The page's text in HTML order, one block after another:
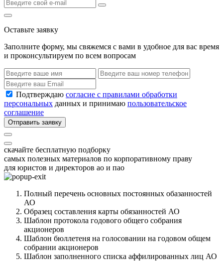
Оставьте заявку
Заполните форму, мы свяжемся с вами в удобное для вас время
и проконсультируем по всем вопросам
Подтверждаю согласие с правилами обработки
персональных данных и принимаю пользовательское
соглашение
Отправить заявку
скачайте бесплатную подборку
самых полезных материалов по корпоративному праву
для юристов и директоров ао и пао
Полный перечень основных постоянных обазанностей
АО
Образец составления карты обязанностей АО
Шаблон протокола годового общего собрания
акционеров
Шаблон бюллетеня на голосовании на годовом общем
собрании акционеров
Шаблон заполненного списка аффилированных лиц АО